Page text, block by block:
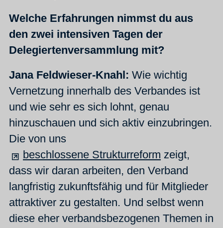
Welche Erfahrungen nimmst du aus
den zwei intensiven Tagen der
Delegiertenversammlung mit?
Jana Feldwieser-Knahl: Wie wichtig
Vernetzung innerhalb des Verbandes ist
und wie sehr es sich lohnt, genau
hinzuschauen und sich aktiv einzubringen.
Die von uns
beschlossene Strukturreform zeigt,
dass wir daran arbeiten, den Verband
langfristig zukunftsfähig und für Mitglieder
attraktiver zu gestalten. Und selbst wenn
diese eher verbandsbezogenen Themen in